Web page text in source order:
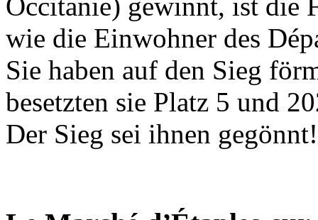
Occitanie) gewinnt, ist die
wie die Einwohner des
Sie haben auf den Sieg
besetzten sie Platz 5 und
Der Sieg sei ihnen gegönnt!